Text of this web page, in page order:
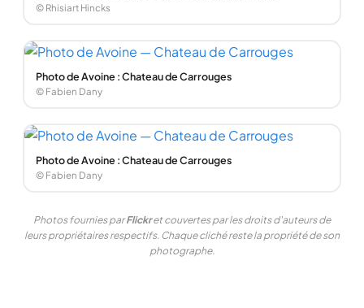
© Rhisiart Hincks
Photo de Avoine : Chateau de Carrouges
© Fabien Dany
Photo de Avoine : Chateau de Carrouges
© Fabien Dany
Photos fournies parFlickret couvertes par les droits d'auteurs de
leurs propriétaires respectifs. Chaque cliché reste la propriété de son
photographe.